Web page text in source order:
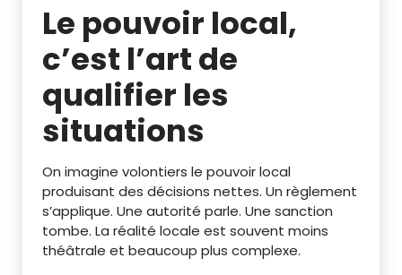
Le pouvoir local,
c’est l’art de
qualifier les
situations
On imagine volontiers le pouvoir local
produisant des décisions nettes. Un règlement
s’applique. Une autorité parle. Une sanction
tombe. La réalité locale est souvent moins
théâtrale et beaucoup plus complexe.